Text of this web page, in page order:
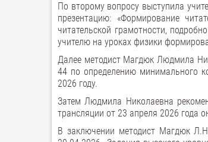
По второму вопросу выступила
презентацию: «Формирование
читательской грамотности,
учителю на уроках физики
Далее методист Магдюк Людмила
44 по определению минимального
2026 году.
Затем Людмила Николаевна
трансляции от 23 апреля 2026 года
В заключении методист Магдюк